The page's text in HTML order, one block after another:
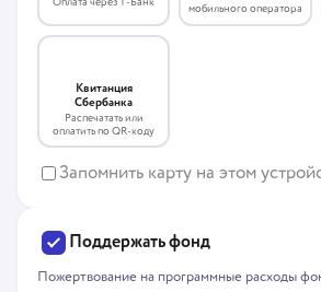
Оплата через Т-Банк
мобильного оператора
Квитанция
Сбербанка
Распечатать или
оплатить по QR-коду
Запомнить карту на этом
Поддержать фонд
Пожертвование на программные расходы